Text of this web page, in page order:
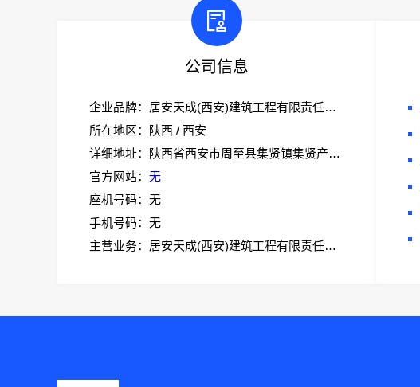
公司信息
企业品牌：居安天成(西安)建筑工程有限责任公司
所在地区：陕西 / 西安
详细地址：陕西省西安市周至县集贤镇集贤产业园创业大道18号办公大楼一层
官方网站： 无
座机号码：无
手机号码：无
主营业务：居安天成(西安)建筑工程有限责任公司